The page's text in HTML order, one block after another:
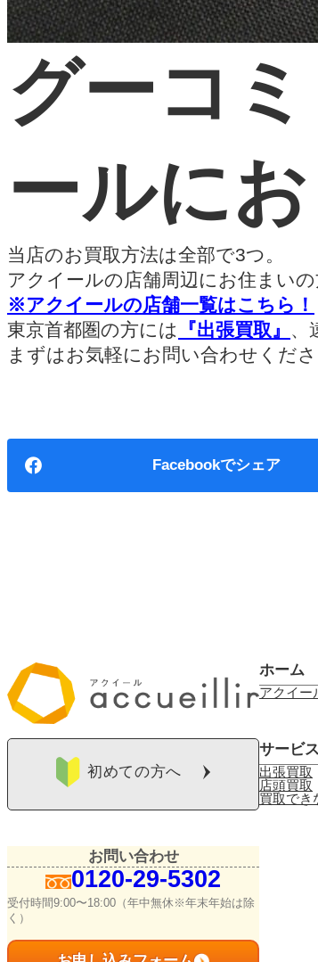
グーコ
ールに
当店のお買取方法は全部で3つ。
アクイールの店舗周辺にお住まいの
※アクイールの店舗一覧はこちら！
東京首都圏の方には
『出張買取』 、
まずはお気軽にお問い合わせくださ
Facebook
初めての方へ
お問い合わせ
0120-29-5302
受付時間9:00〜18:00（年中無休※年末年始は除
く）
ホーム
アクイー
サービ
出張買取
店頭買取
買取でき